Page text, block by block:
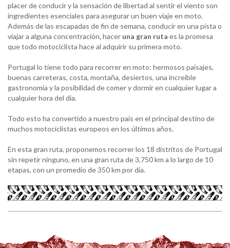
placer de conducir y la sensación de libertad al sentir el viento son
ingredientes esenciales para asegurar un buen viaje en moto.
Además de las escapadas de fin de semana, conducir en una pista o
viajar a alguna concentración, hacer una gran ruta es la promesa
que todo motociclista hace al adquirir su primera moto.
Portugal lo tiene todo para recorrer en moto: hermosos paisajes,
buenas carreteras, costa, montaña, desiertos, una increíble
gastronomía y la posibilidad de comer y dormir en cualquier lugar a
cualquier hora del día.
Todo esto ha convertido a nuestro país en el principal destino de
muchos motociclistas europeos en los últimos años.
En esta gran ruta, proponemos recorrer los 18 distritos de Portugal
sin repetir ninguno, en una gran ruta de 3,750 km a lo largo de 10
etapas, con un promedio de 350 km por día.